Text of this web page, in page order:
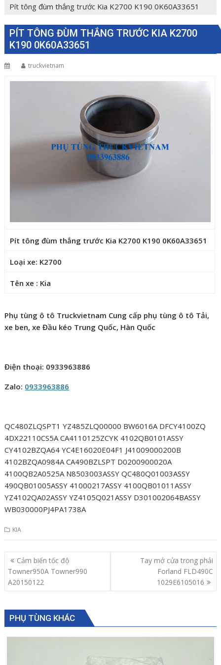
Pít tông đùm thắng trước Kia K2700 K190 0K60A33651
PÍT TÔNG ĐÙM THẮNG TRƯỚC KIA K2700
K190 0K60A33651
truckvietnam
Pít tông đùm thắng trước Kia K2700 K190 0K60A33651
Loại xe: K2700
Tên xe : Kia
Phụ tùng ô tô Truckvietnam Cung cấp phụ tùng ô tô Tải,
xe ben, xe Đầu kéo Trung Quốc, Hàn Quốc
Điện thoại: 0933963886
Zalo: 0933963886
QC480ZLQSPT1 YZ485ZLQ00000 BW6016A DFCY4100ZQ
4DX22110CS5A CA4110125ZCYK 4102QB0101ASSY
CY4102BZQA64 YC4E16020E04F1 J41009000200B
4102BZQA0984A CA490BZLSPT D0200900020A
4100QB2A0525A N8503003ASSY QC480Q01003ASSY
490QB01005ASSY 41000217ASSY 4100QB01011ASSY
YZ4102QA02ASSY YZ4105Q021ASSY D301002064BASSY
WB030000PJ4PA1738A
KIA
Post
navigation
Cảm biến tốc độ
Towner950A Towner990
A20150122
Tay mở cửa trong phải
Forland FLD490C
1029E6105016
PHỤ TÙNG KHÁC